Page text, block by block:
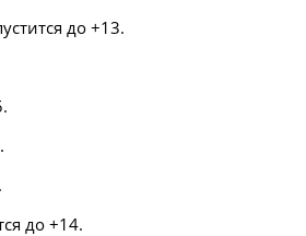
до +13.
до +14.